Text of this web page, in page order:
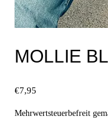
MOLLIE
€7,95
Mehrwertsteuerbefreit